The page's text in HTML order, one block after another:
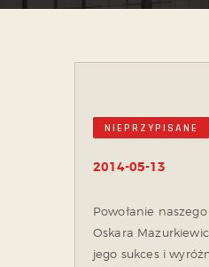
KONTAKT
NIEPRZYPISANE
2014-05-13
Powołanie
Oskara
jego sukces i